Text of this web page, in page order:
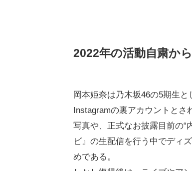
2022年の活動自粛か
岡本姫奈は乃木坂46の5期生と
Instagramの裏アカウントとさ
写真や、正式なお披露目前の“
ビ』の生配信を行う中でディ
めである。